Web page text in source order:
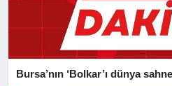
Bursa’nın ‘Bolkar’ı dünya